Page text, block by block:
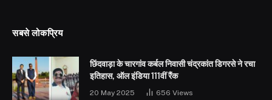
सबसे लोकप्रिय
छिंदवाड़ा के चारगांव कर्बल निवासी चंद्रकांत डिगरसे ने रचा
इतिहास, ऑल इंडिया 111वीं रैंक
20 May 2025 656 Views